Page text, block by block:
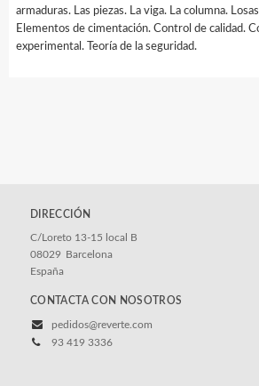
armaduras. Las piezas. La viga. La columna.
Elementos de cimentación. Control de calidad.
experimental. Teoría de la seguridad.
DIRECCIÓN
C/Loreto 13-15 local B
08029 Barcelona
España
CONTACTA CON NOSOTROS
pedidos@reverte.com
93 419 3336